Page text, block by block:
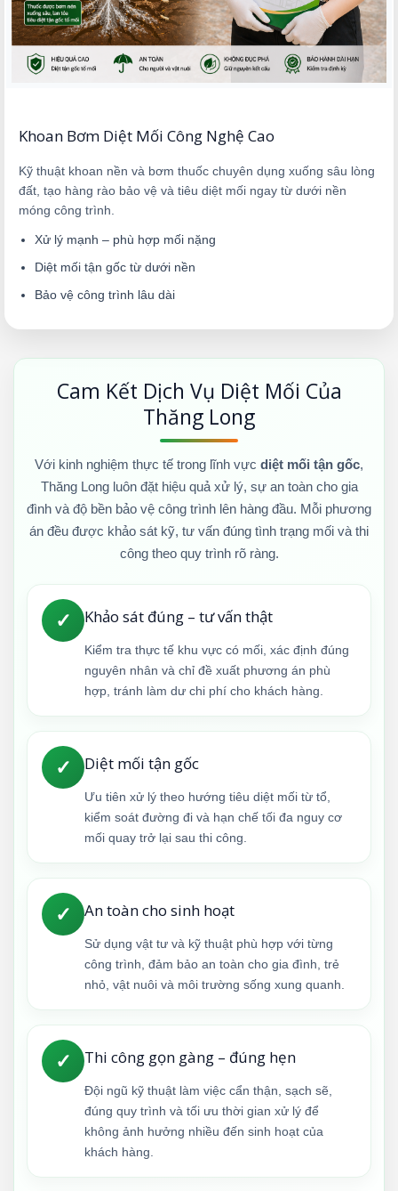
Khoan Bơm Diệt Mối Công Nghệ Cao
Kỹ thuật khoan nền và bơm thuốc chuyên dụng xuống sâu lòng
đất, tạo hàng rào bảo vệ và tiêu diệt mối ngay từ dưới nền
móng công trình.
Xử lý mạnh – phù hợp mối nặng
Diệt mối tận gốc từ dưới nền
Bảo vệ công trình lâu dài
Cam Kết Dịch Vụ Diệt Mối Của
Thăng Long
Với kinh nghiệm thực tế trong lĩnh vực diệt mối tận gốc,
Thăng Long luôn đặt hiệu quả xử lý, sự an toàn cho gia
đình và độ bền bảo vệ công trình lên hàng đầu. Mỗi phương
án đều được khảo sát kỹ, tư vấn đúng tình trạng mối và thi
công theo quy trình rõ ràng.
✓ Khảo sát đúng – tư vấn thật
Kiểm tra thực tế khu vực có mối, xác định đúng
nguyên nhân và chỉ đề xuất phương án phù
hợp, tránh làm dư chi phí cho khách hàng.
✓ Diệt mối tận gốc
Ưu tiên xử lý theo hướng tiêu diệt mối từ tổ,
kiểm soát đường đi và hạn chế tối đa nguy cơ
mối quay trở lại sau thi công.
✓ An toàn cho sinh hoạt
Sử dụng vật tư và kỹ thuật phù hợp với từng
công trình, đảm bảo an toàn cho gia đình, trẻ
nhỏ, vật nuôi và môi trường sống xung quanh.
✓ Thi công gọn gàng – đúng hẹn
Đội ngũ kỹ thuật làm việc cẩn thận, sạch sẽ,
đúng quy trình và tối ưu thời gian xử lý để
không ảnh hưởng nhiều đến sinh hoạt của
khách hàng.